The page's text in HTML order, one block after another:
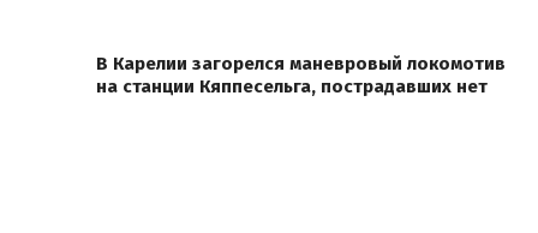
В Карелии загорелся маневровый локомотив
на станции Кяппесельга, пострадавших нет